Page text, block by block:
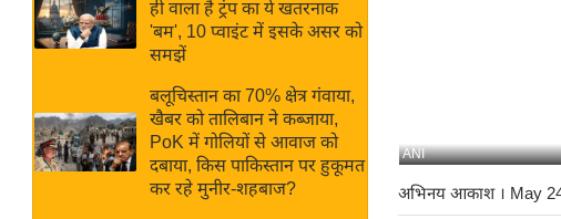
Hindi
Hindi
Videos
राय
बजट
क्रिकेट
IPL
2026
ही वाला है ट्रंप का ये खतरनाक
'बम', 10 प्वाइंट में इसके असर को
समझें
बलूचिस्तान का 70% क्षेत्र गंवाया,
खैबर को तालिबान ने कब्जाया,
PoK में गोलियों से आवाज को
दबाया, किस पाकिस्तान पर हुकूमत
कर रहे मुनीर-शहबाज?
ANI
अभिनय आकाश। May